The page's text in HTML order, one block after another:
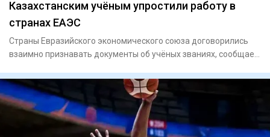
Казахстанским учёным упростили работу в
странах ЕАЭС
Страны Евразийского экономического союза договорились
взаимно признавать документы об учёных званиях, сообщает